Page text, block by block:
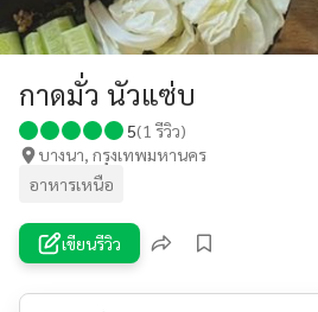
กาดมั่ว นัวแซ่บ
5(1 รีวิว)
บางนา, กรุงเทพมหานคร
อาหารเหนือ
เขียนรีวิว